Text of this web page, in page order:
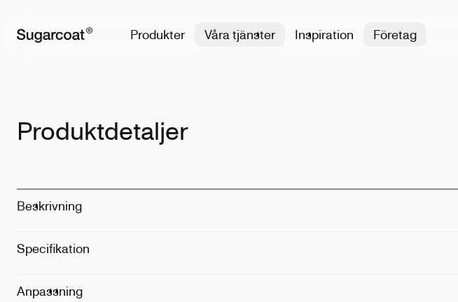
Produkter Våra tjänster Inspiration Företag
Produktdetaljer
Beskrivning
Specifikation
Anpassning